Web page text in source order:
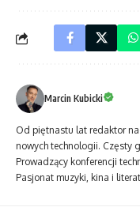
Marcin Kubicki
Od piętnastu lat redaktor
nowych technologii. Częsty
Prowadzący konferencji
Pasjonat muzyki, kina i